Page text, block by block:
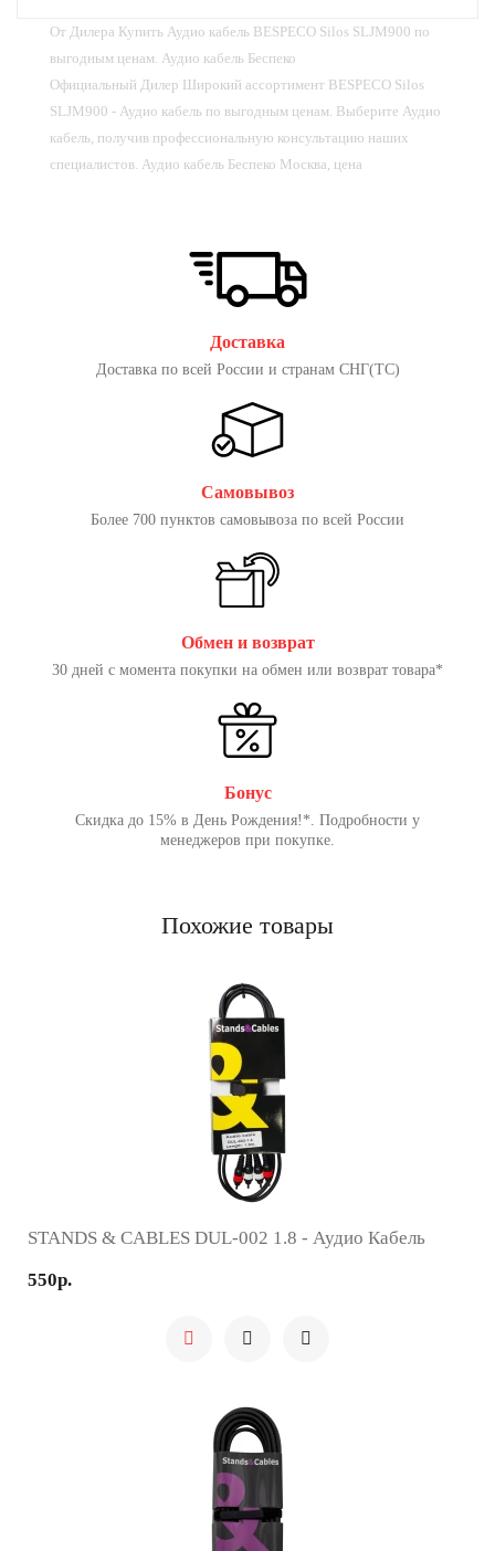
От Дилера Купить Аудио кабель BESPECO Silos SLJM900 по
выгодным ценам. Аудио кабель Беспеко
Официальный Дилер Широкий ассортимент BESPECO Silos
SLJM900 - Аудио кабель по выгодным ценам. Выберите Аудио
кабель, получив профессиональную консультацию наших
специалистов. Аудио кабель Беспеко Москва, цена
Доставка
Доставка по всей России и странам СНГ(ТС)
Самовывоз
Более 700 пунктов самовывоза по всей России
Обмен и возврат
30 дней с момента покупки на обмен или возврат товара*
Бонус
Скидка до 15% в День Рождения!*. Подробности у
менеджеров при покупке.
Похожие товары
STANDS & CABLES DUL-002 1.8 - Аудио Кабель
550р.